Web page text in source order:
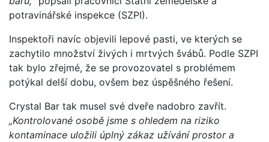
potravinářské inspekce (SZPI).
Inspektoři navíc objevili lepové pasti, ve kterých se
zachytilo množství živých i mrtvých švábů. Podle SZPI
tak bylo zřejmé, že se provozovatel s problémem
potýkal delší dobu, ovšem bez úspěšného řešení.
Crystal Bar tak musel své dveře nadobro zavřít.
„Kontrolované osobě jsme s ohledem na riziko
kontaminace uložili úplný zákaz užívání prostor a